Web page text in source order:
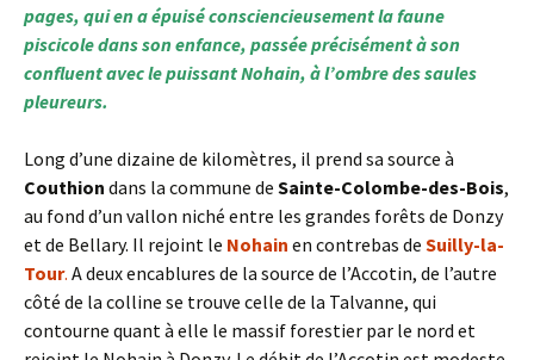
pages, qui en a épuisé consciencieusement la faune
piscicole dans son enfance, passée précisément à son
confluent avec le puissant Nohain, à l’ombre des saules
pleureurs.
Long d’une dizaine de kilomètres, il prend sa source à
Couthion dans la commune de Sainte-Colombe-des-Bois,
au fond d’un vallon niché entre les grandes forêts de Donzy
et de Bellary. Il rejoint le Nohain en contrebas de Suilly-la-
Tour. A deux encablures de la source de l’Accotin, de l’autre
côté de la colline se trouve celle de la Talvanne, qui
contourne quant à elle le massif forestier par le nord et